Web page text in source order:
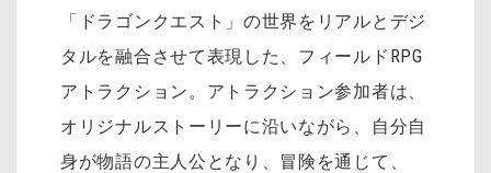
「ドラゴンクエスト」の世界をリアルとデジ
タルを融合させて表現した、フィールドRPG
アトラクション。アトラクション参加者は、
オリジナルストーリーに沿いながら、自分自
身が物語の主人公となり、冒険を通じて、